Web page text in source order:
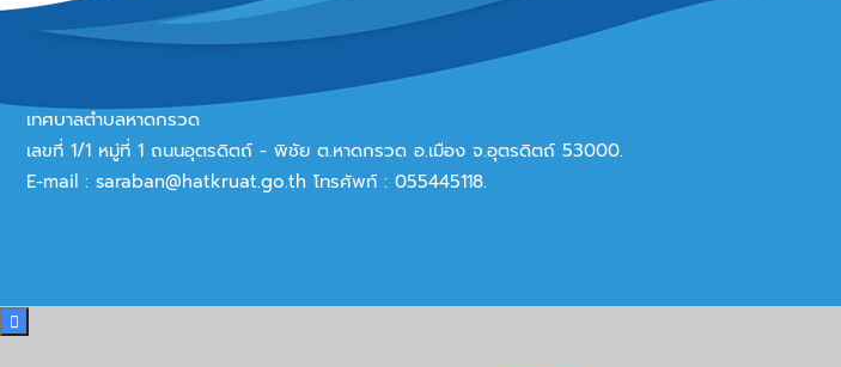
เทศบาลตำบลหาดกรวด
เลขที่ 1/1 หมู่ที่ 1 ถนนอุตรดิตถ์ - พิชัย ต.หาดกรวด อ.เมือง จ.อุตรดิตถ์ 53000.
E-mail : saraban@hatkruat.go.th โทรศัพท์ : 055445118.
